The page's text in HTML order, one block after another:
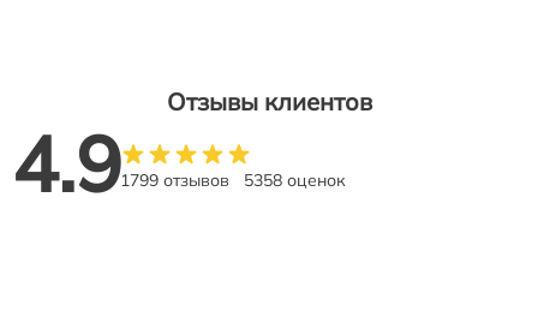
Отзывы клиентов
4.91799 отзывов 5358 оценок